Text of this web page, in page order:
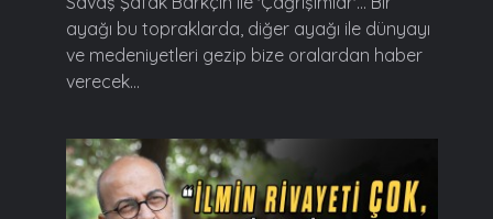
ayağı bu topraklarda, diğer ayağı ile dünyayı
ve medeniyetleri gezip bize oralardan haber
verecek...